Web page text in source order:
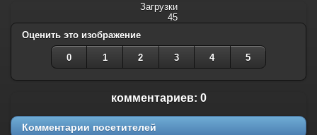
Загрузки
45
Оценить это изображение
0 1 2 3 4 5
комментариев: 0
Комментарии посетителей